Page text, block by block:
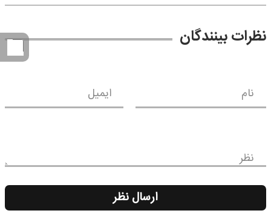
نظرات بینندگان
نام ایمیل
نظر
ارسال نظر